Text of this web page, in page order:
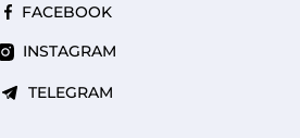
FACEBOOK
INSTAGRAM
TELEGRAM